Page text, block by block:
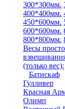
300*300мм.
400*400мм.
450*600мм.
600*600мм.
800*800мм.
Весы
(только вес):
Батискаф
Гулливер
Красная
Олимп